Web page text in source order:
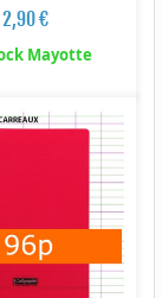
2,90 €
Mayotte